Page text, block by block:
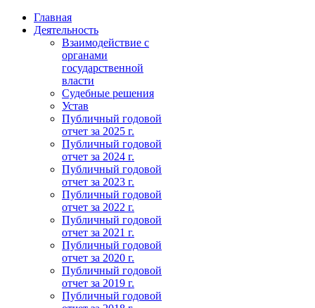
Главная
Деятельность
Взаимодействие с
органами
государственной
власти
Судебные решения
Устав
Публичный годовой
отчет за 2025 г.
Публичный годовой
отчет за 2024 г.
Публичный годовой
отчет за 2023 г.
Публичный годовой
отчет за 2022 г.
Публичный годовой
отчет за 2021 г.
Публичный годовой
отчет за 2020 г.
Публичный годовой
отчет за 2019 г.
Публичный годовой